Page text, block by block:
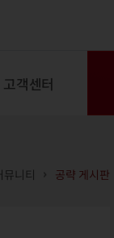
고객센터
뮤니티 공략 게시판